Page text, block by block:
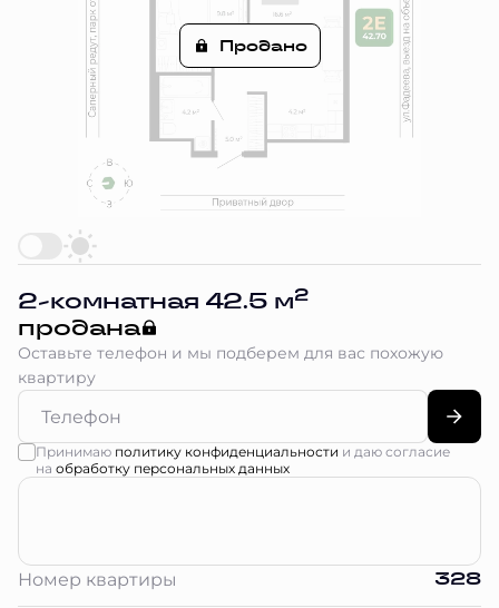
Продано
2-комнатная 42.5 м2
продана
Оставьте телефон и мы подберем для вас похожую
квартиру
Принимаю политику конфиденциальности и даю согласие
на обработку персональных данных
Номер квартиры 328